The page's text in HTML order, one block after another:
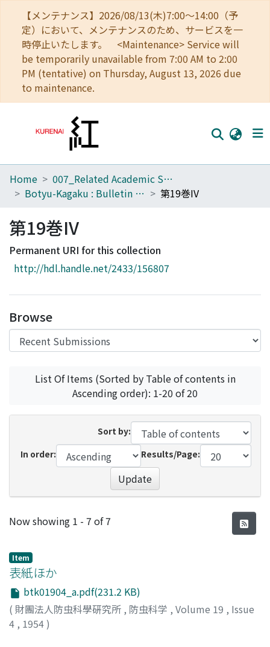
【メンテナンス】2026/08/13(木)7:00～14:00（予
定）において、メンテナンスのため、サービスを一
時停止いたします。 <Maintenance> Service will
be temporarily unavailable from 7:00 AM to 2:00
PM (tentative) on Thursday, August 13, 2026 due
to maintenance.
Home
Browse
Download Ranking
Access Statistics
Home
007_Related Academic Societies
Botyu-Kagaku : Bulletin of the Institute of Insect Control : Scientific insect control : Scientific pest control
第19巻IV
第19巻IV
Permanent URI for this collection
http://hdl.handle.net/2433/156807
Browse
List Of Items (Sorted by Table of contents in
Ascending order): 1-20 of 20
Sort by:
In order:
Results/Page:
Update
Recent Submissions
Now showing 1 - 7 of 7
Item
表紙ほか
btk01904_a.pdf(231.2 KB)
( 財團法人防虫科學硏究所 , 防虫科学 , Volume 19 , Issue
4 , 1954)